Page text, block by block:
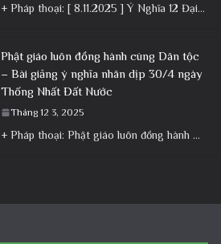
+ Pháp thoại: [ 8.11.2025 ] Ý Nghĩa 12 Đại Nguyện Của Bồ Tát Quán Âm – Vía 19/9 Â.L│Thầy
Phật giáo luôn đồng hành cùng Dân tộc
– Bài giảng ý nghĩa nhân dịp 30/4 ngày
Thống Nhất Đất Nước
Tháng 12 3, 2025
+ Pháp thoại: Phật giáo luôn đồng hành cùng Dân tộc – Bài giảng ý nghĩa nhân dịp 30/4 ngày